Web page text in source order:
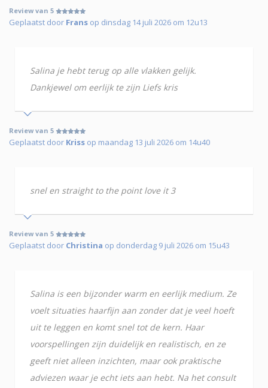
Review van 5
Geplaatst door Frans op dinsdag 14 juli 2026 om 12u13
Salina je hebt terug op alle vlakken gelijk.
Dankjewel om eerlijk te zijn Liefs kris
Review van 5
Geplaatst door Kriss op maandag 13 juli 2026 om 14u40
snel en straight to the point love it 3
Review van 5
Geplaatst door Christina op donderdag 9 juli 2026 om 15u43
Salina is een bijzonder warm en eerlijk medium. Ze
voelt situaties haarfijn aan zonder dat je veel hoeft
uit te leggen en komt snel tot de kern. Haar
voorspellingen zijn duidelijk en realistisch, en ze
geeft niet alleen inzichten, maar ook praktische
adviezen waar je echt iets aan hebt. Na het consult